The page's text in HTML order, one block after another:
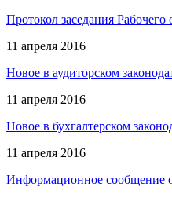
Протокол заседания
11 апреля 2016
Новое в аудиторском
11 апреля 2016
Новое в бухгалтерском
11 апреля 2016
Информационное сообщение о